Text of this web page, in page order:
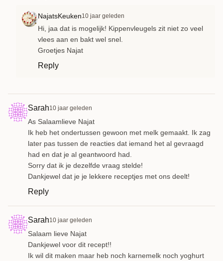
NajatsKeuken10 jaar geleden
Hi, jaa dat is mogelijk! Kippenvleugels zit niet zo veel
vlees aan en bakt wel snel.
Groetjes Najat
Reply
Sarah10 jaar geleden
As Salaamlieve Najat
Ik heb het ondertussen gewoon met melk gemaakt. Ik zag
later pas tussen de reacties dat iemand het al gevraagd
had en dat je al geantwoord had.
Sorry dat ik je dezelfde vraag stelde!
Dankjewel dat je je lekkere receptjes met ons deelt!
Reply
Sarah10 jaar geleden
Salaam lieve Najat
Dankjewel voor dit recept!!
Ik wil dit maken maar heb noch karnemelk noch yoghurt